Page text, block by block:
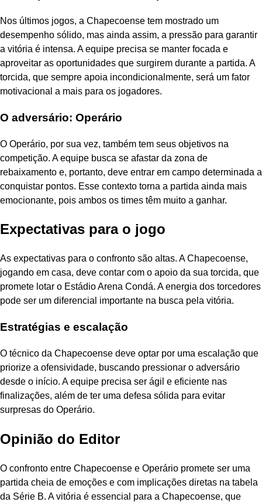
Nos últimos jogos, a Chapecoense tem mostrado um
desempenho sólido, mas ainda assim, a pressão para garantir
a vitória é intensa. A equipe precisa se manter focada e
aproveitar as oportunidades que surgirem durante a partida. A
torcida, que sempre apoia incondicionalmente, será um fator
motivacional a mais para os jogadores.
O adversário: Operário
O Operário, por sua vez, também tem seus objetivos na
competição. A equipe busca se afastar da zona de
rebaixamento e, portanto, deve entrar em campo determinada a
conquistar pontos. Esse contexto torna a partida ainda mais
emocionante, pois ambos os times têm muito a ganhar.
Expectativas para o jogo
As expectativas para o confronto são altas. A Chapecoense,
jogando em casa, deve contar com o apoio da sua torcida, que
promete lotar o Estádio Arena Condá. A energia dos torcedores
pode ser um diferencial importante na busca pela vitória.
Estratégias e escalação
O técnico da Chapecoense deve optar por uma escalação que
priorize a ofensividade, buscando pressionar o adversário
desde o início. A equipe precisa ser ágil e eficiente nas
finalizações, além de ter uma defesa sólida para evitar
surpresas do Operário.
Opinião do Editor
O confronto entre Chapecoense e Operário promete ser uma
partida cheia de emoções e com implicações diretas na tabela
da Série B. A vitória é essencial para a Chapecoense, que